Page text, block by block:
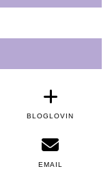
BLOGLOVIN
EMAIL